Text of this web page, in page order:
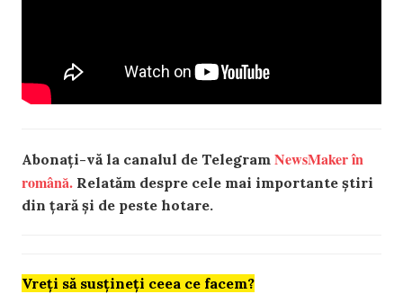
Abonați-vă la canalul de Telegram NewsMaker în
română. Relatăm despre cele mai importante știri
din țară și de peste hotare.
Vreți să susțineți ceea ce facem?